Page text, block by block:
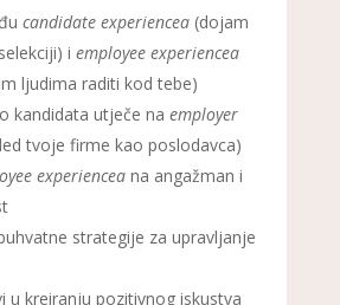
candidate experiencea(dojam
i employee experiencea
ljudima raditi kod tebe)
kandidata utječe na employer
tvoje firme kao poslodavca)
experienceana angažman i
strategije za upravljanje
u kreiranju pozitivnog iskustva